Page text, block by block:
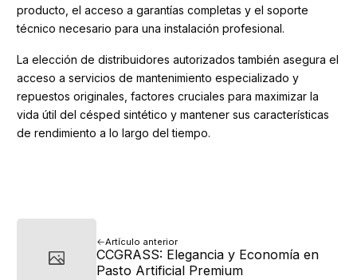
producto, el acceso a garantías completas y el soporte
técnico necesario para una instalación profesional.
La elección de distribuidores autorizados también asegura el
acceso a servicios de mantenimiento especializado y
repuestos originales, factores cruciales para maximizar la
vida útil del césped sintético y mantener sus características
de rendimiento a lo largo del tiempo.
Artículo anterior
CCGRASS: Elegancia y Economía en
Pasto Artificial Premium